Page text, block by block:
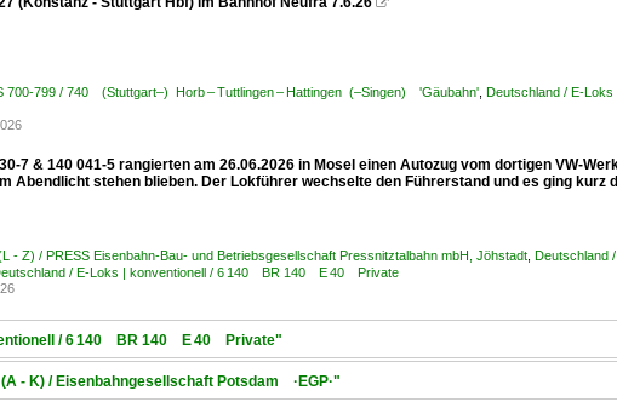

700-799 / 740 (Stuttgart–) Horb – Tuttlingen – Hattingen (–Singen) 'Gäubahn' Deutschland / E-
7 & 140 041-5 rangierten am 26.06.2026 in Mosel einen Autozug vom dortigen VW-
Abendlicht stehen blieben. Der Lokführer wechselte den Führerstand und es ging kurz
- Z) / PRESS Eisenbahn-Bau- und Betriebsgesellschaft Pressnitztalbahn mbH, Jöhstadt Deutschland
/ E-Loks | konventionell / 6 140 BR 140 E 40 Private
/ 6 140 BR 140 E 40 Private"
- K) / Eisenbahngesellschaft Potsdam ·EGP·"